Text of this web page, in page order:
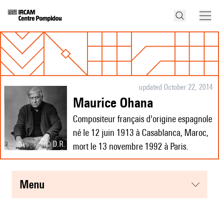
© D.R.
updated October 22, 2014
Maurice Ohana
Compositeur français d'origine espagnole
né le 12 juin 1913 à Casablanca, Maroc,
mort le 13 novembre 1992 à Paris.
menu